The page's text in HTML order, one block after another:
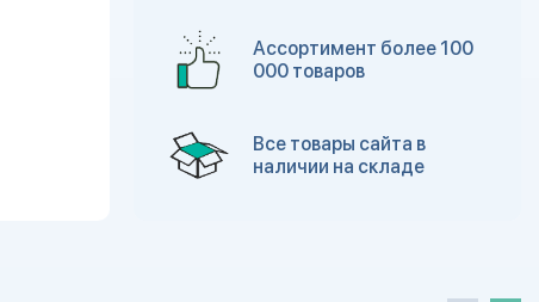
Ассортимент более 100
000 товаров
Все товары сайта в
наличии на складе